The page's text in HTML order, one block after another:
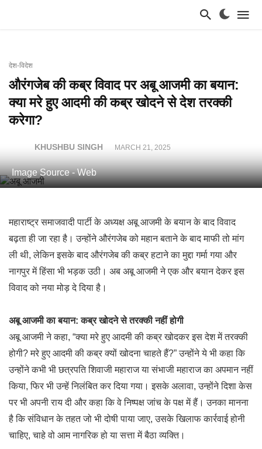
देश-विदेश
औरंगजेब की कब्र विवाद पर अबू आजमी का बयान:
क्या मरे हुए आदमी की कब्र खोदने से देश तरक्की
करेगा?
KHUSHBU SINGH MARCH 21, 2025
Image Source - Web
महाराष्ट्र समाजवादी पार्टी के अध्यक्ष अबू आजमी के बयान के बाद विवाद
बढ़ता ही जा रहा है। उन्होंने औरंगजेब को महान बताने के बाद माफी तो मांग
ली थी, लेकिन इसके बाद औरंगजेब की कब्र हटाने का मुद्दा गर्मा गया और
नागपुर में हिंसा भी भड़क उठी। अब अबू आजमी ने एक और बयान देकर इस
विवाद को नया मोड़ दे दिया है।
अबू आजमी का बयान: कब्र खोदने से तरक्की नहीं होगी
अबू आजमी ने कहा, “क्या मरे हुए आदमी की कब्र खोदकर इस देश में तरक्की
होगी? मरे हुए आदमी की कब्र क्यों खोदना चाहते हैं?” उन्होंने ये भी कहा कि
उन्होंने कभी भी छत्रपति शिवाजी महाराज या संभाजी महाराज का अपमान नहीं
किया, फिर भी उन्हें निलंबित कर दिया गया। इसके अलावा, उन्होंने दिशा केस
पर भी अपनी राय दी और कहा कि वे निष्पक्ष जांच के पक्ष में हैं। उनका मानना
है कि संविधान के तहत जो भी दोषी पाया जाए, उसके खिलाफ कार्रवाई होनी
चाहिए, चाहे वो आम नागरिक हो या सत्ता में बैठा व्यक्ति।